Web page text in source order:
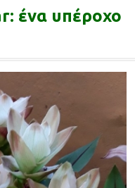
ένα υπέροχο